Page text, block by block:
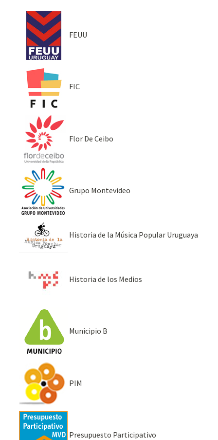
FEUU
FIC
Flor De Ceibo
Grupo Montevideo
Historia de la Música Popular Uruguaya
Historia de los Medios
Municipio B
PIM
Presupuesto Participativo